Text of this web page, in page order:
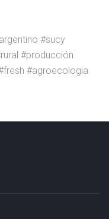
#sucy
#producción
#agroecologia